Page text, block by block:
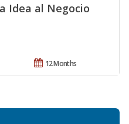
Idea al Negocio
12 Months